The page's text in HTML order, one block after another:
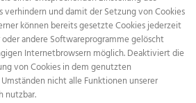
und damit der Setzung von Cookies
können bereits gesetzte Cookies jederzeit
andere Softwareprogramme gelöscht
Internetbrowsern möglich. Deaktiviert die
von Cookies in dem genutzten
nicht alle Funktionen unserer
nutzbar.